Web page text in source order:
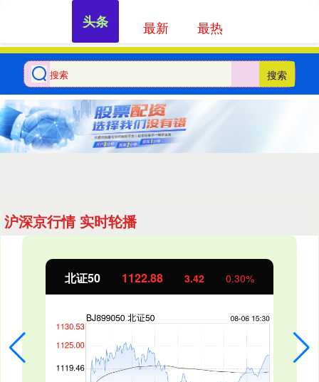
搜索
沪深京行情 实时轮播
北证50 1122.88 3.42 0.30%
头条 最新 最热